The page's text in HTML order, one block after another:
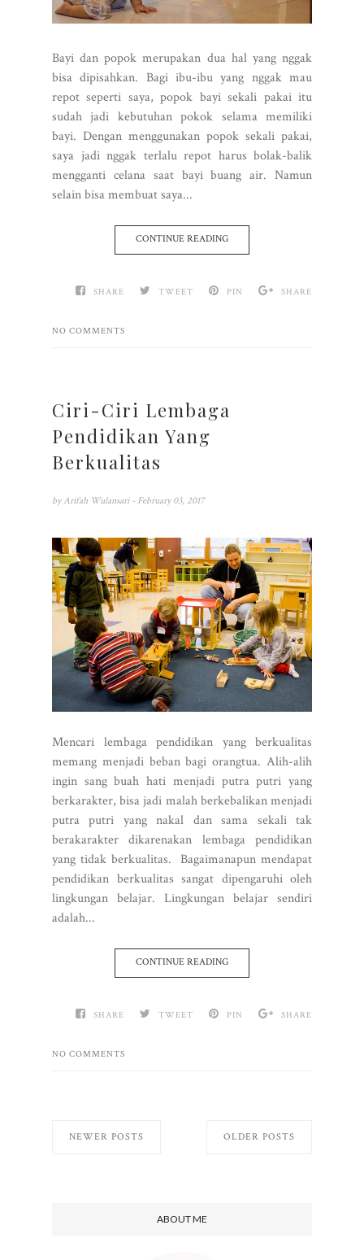
Bayi dan popok merupakan dua hal yang nggak
bisa dipisahkan. Bagi ibu-ibu yang nggak mau
repot seperti saya, popok bayi sekali pakai itu
sudah jadi kebutuhan pokok selama memiliki
bayi. Dengan menggunakan popok sekali pakai,
saya jadi nggak terlalu repot harus bolak-balik
mengganti celana saat bayi buang air. Namun
selain bisa membuat saya...
CONTINUE READING
SHARE TWEET PIN SHARE
NO COMMENTS
Ciri-Ciri Lembaga
Pendidikan Yang
Berkualitas
by Arifah Wulansari - February 03, 2017
Mencari lembaga pendidikan yang berkualitas
memang menjadi beban bagi orangtua. Alih-alih
ingin sang buah hati menjadi putra putri yang
berkarakter, bisa jadi malah berkebalikan menjadi
putra putri yang nakal dan sama sekali tak
berakarakter dikarenakan lembaga pendidikan
yang tidak berkualitas. Bagaimanapun mendapat
pendidikan berkualitas sangat dipengaruhi oleh
lingkungan belajar. Lingkungan belajar sendiri
adalah...
CONTINUE READING
SHARE TWEET PIN SHARE
NO COMMENTS
NEWER POSTS OLDER POSTS
ABOUT ME